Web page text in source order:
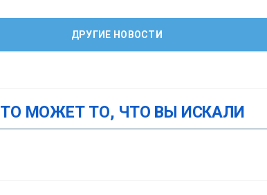
ДРУГИЕ НОВОСТИ
ЭТО МОЖЕТ ТО, ЧТО ВЫ ИСКАЛИ